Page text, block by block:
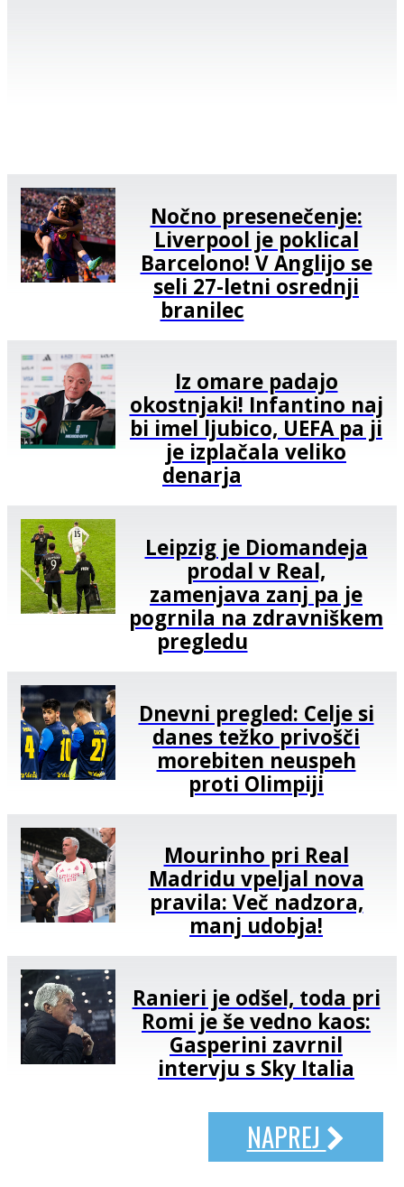
Nočno presenečenje:
Liverpool je poklical
Barcelono! V Anglijo se
seli 27-letni osrednji
branilec
Iz omare padajo
okostnjaki! Infantino naj
bi imel ljubico, UEFA pa ji
je izplačala veliko
denarja
Leipzig je Diomandeja
prodal v Real,
zamenjava zanj pa je
pogrnila na zdravniškem
pregledu
Dnevni pregled: Celje si
danes težko privošči
morebiten neuspeh
proti Olimpiji
Mourinho pri Real
Madridu vpeljal nova
pravila: Več nadzora,
manj udobja!
Ranieri je odšel, toda pri
Romi je še vedno kaos:
Gasperini zavrnil
intervju s Sky Italia
NAPREJ